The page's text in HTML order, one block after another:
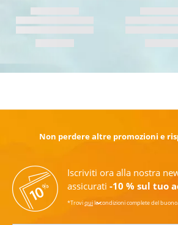
Non perdere altre promozioni e
Iscriviti ora alla nostra
assicurati -10 % sul tuo
*Troviquile condizioni complete del buono.